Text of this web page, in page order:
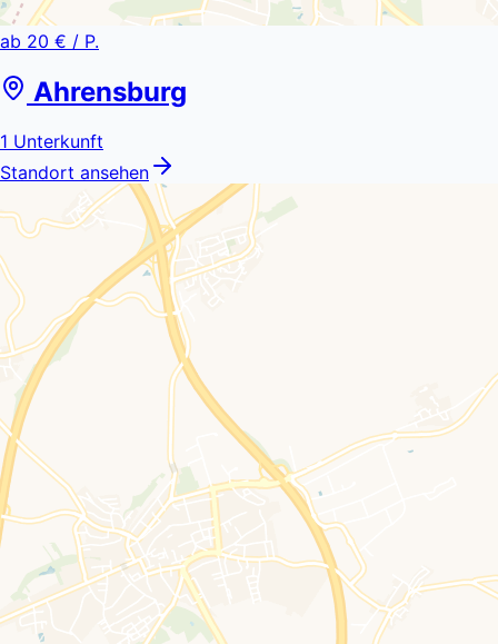
ab 20 € / P.
Ahrensburg
1 Unterkunft
Standort ansehen